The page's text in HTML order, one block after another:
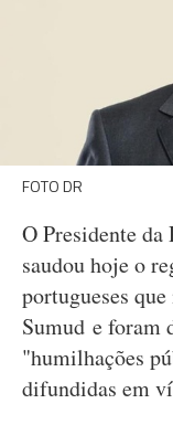
FOTO DR
O Presidente
saudou hoje o
portugueses
Sumud e foram
"humilhações
difundidas em